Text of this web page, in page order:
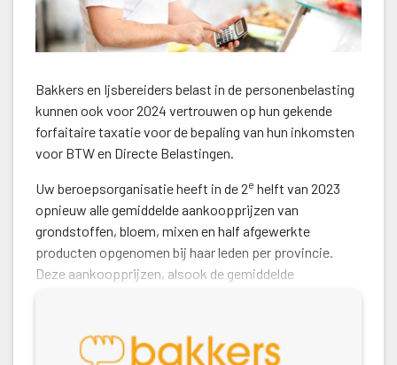
Bakkers en Ijsbereiders belast in de personenbelasting
kunnen ook voor 2024 vertrouwen op hun gekende
forfaitaire taxatie voor de bepaling van hun inkomsten
voor BTW en Directe Belastingen.
Uw beroepsorganisatie heeft in de 2e helft van 2023
opnieuw alle gemiddelde aankoopprijzen van
grondstoffen, bloem, mixen en half afgewerkte
producten opgenomen bij haar leden per provincie.
Deze aankoopprijzen, alsook de gemiddelde